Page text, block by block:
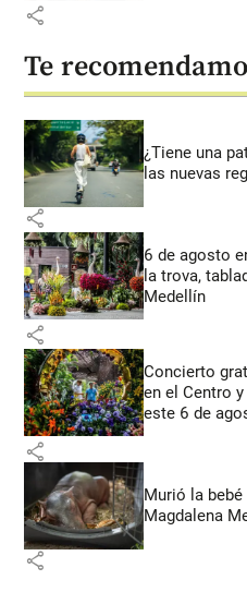
share
Te
¿Tiene una
las nuevas
share
6 de agosto
la trova,
Medellín
share
Concierto
en el Centro
este 6 de
share
Murió la
Magdalena
share